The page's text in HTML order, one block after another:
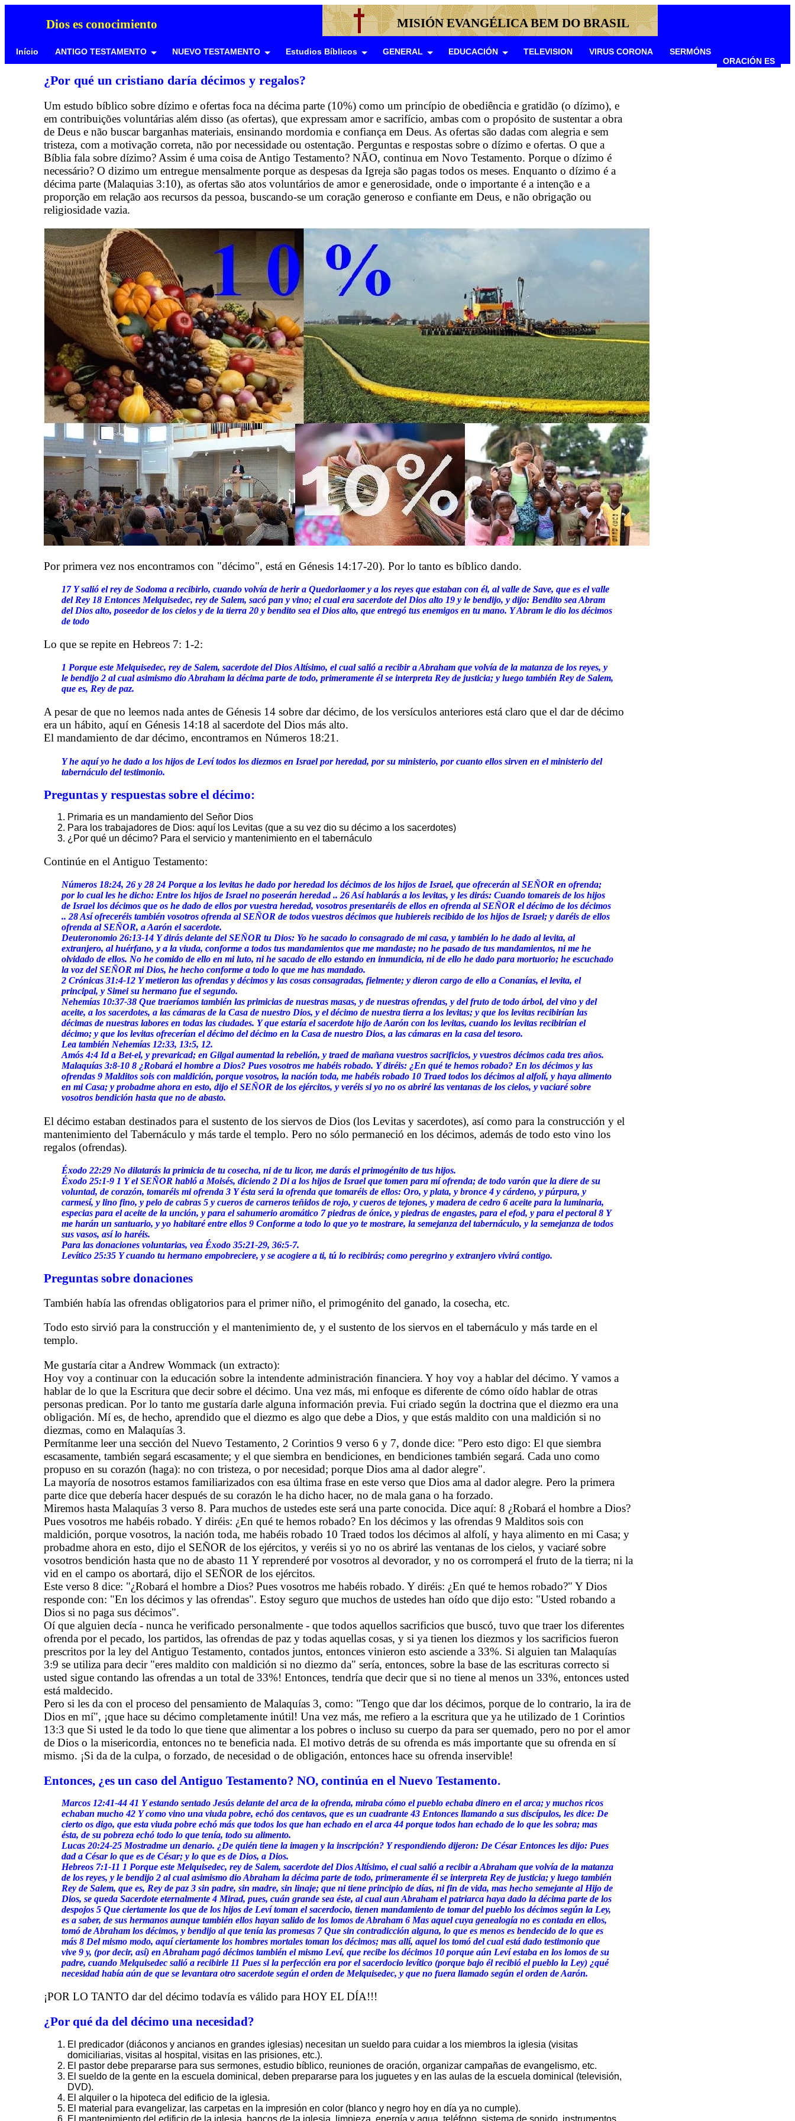
Dios es conocimiento MISIÓN EVANGÉLICA BEM DO BRASIL
Início ANTIGO TESTAMENTO NUEVO TESTAMENTO Estudios Bíblicos GENERAL EDUCACIÓN TELEVISION VIRUS CORONA
SERMÓNS
ORACIÓN ES
¿Por qué un cristiano daría décimos y regalos?
Um estudo bíblico sobre dízimo e ofertas foca na décima parte (10%) como um princípio de obediência e gratidão (o dízimo), e
em contribuições voluntárias além disso (as ofertas), que expressam amor e sacrifício, ambas com o propósito de sustentar a obra
de Deus e não buscar barganhas materiais, ensinando mordomia e confiança em Deus. As ofertas são dadas com alegria e sem
tristeza, com a motivação correta, não por necessidade ou ostentação. Perguntas e respostas sobre o dízimo e ofertas. O que a
Bíblia fala sobre dízimo? Assim é uma coisa de Antigo Testamento? NÃO, continua em Novo Testamento. Porque o dízimo é
necessário? O dizimo um entregue mensalmente porque as despesas da Igreja são pagas todos os meses. Enquanto o dízimo é a
décima parte (Malaquias 3:10), as ofertas são atos voluntários de amor e generosidade, onde o importante é a intenção e a
proporção em relação aos recursos da pessoa, buscando-se um coração generoso e confiante em Deus, e não obrigação ou
religiosidade vazia.
Por primera vez nos encontramos con "décimo", está en Génesis 14:17-20). Por lo tanto es bíblico dando.
17 Y salió el rey de Sodoma a recibirlo, cuando volvía de herir a Quedorlaomer y a los reyes que estaban con él, al valle de Save, que es el valle
del Rey 18 Entonces Melquisedec, rey de Salem, sacó pan y vino; el cual era sacerdote del Dios alto 19 y le bendijo, y dijo: Bendito sea Abram
del Dios alto, poseedor de los cielos y de la tierra 20 y bendito sea el Dios alto, que entregó tus enemigos en tu mano. Y Abram le dio los décimos
de todo
Lo que se repite en Hebreos 7: 1-2:
1 Porque este Melquisedec, rey de Salem, sacerdote del Dios Altísimo, el cual salió a recibir a Abraham que volvía de la matanza de los reyes, y
le bendijo 2 al cual asimismo dio Abraham la décima parte de todo, primeramente él se interpreta Rey de justicia; y luego también Rey de Salem,
que es, Rey de paz.
A pesar de que no leemos nada antes de Génesis 14 sobre dar décimo, de los versículos anteriores está claro que el dar de décimo
era un hábito, aquí en Génesis 14:18 al sacerdote del Dios más alto.
El mandamiento de dar décimo, encontramos en Números 18:21.
Y he aquí yo he dado a los hijos de Leví todos los diezmos en Israel por heredad, por su ministerio, por cuanto ellos sirven en el ministerio del
tabernáculo del testimonio.
Preguntas y respuestas sobre el décimo:
Primaria es un mandamiento del Señor Dios
Para los trabajadores de Dios: aquí los Levitas (que a su vez dio su décimo a los sacerdotes)
¿Por qué un décimo? Para el servicio y mantenimiento en el tabernáculo
Continúe en el Antiguo Testamento:
Números 18:24, 26 y 28 24 Porque a los levitas he dado por heredad los décimos de los hijos de Israel, que ofrecerán al SEÑOR en ofrenda;
por lo cual les he dicho: Entre los hijos de Israel no poseerán heredad .. 26 Así hablarás a los levitas, y les dirás: Cuando tomareis de los hijos
de Israel los décimos que os he dado de ellos por vuestra heredad, vosotros presentaréis de ellos en ofrenda al SEÑOR el décimo de los décimos
.. 28 Así ofreceréis también vosotros ofrenda al SEÑOR de todos vuestros décimos que hubiereis recibido de los hijos de Israel; y daréis de ellos
ofrenda al SEÑOR, a Aarón el sacerdote.
Deuteronomio 26:13-14 Y dirás delante del SEÑOR tu Dios: Yo he sacado lo consagrado de mi casa, y también lo he dado al levita, al
extranjero, al huérfano, y a la viuda, conforme a todos tus mandamientos que me mandaste; no he pasado de tus mandamientos, ni me he
olvidado de ellos. No he comido de ello en mi luto, ni he sacado de ello estando en inmundicia, ni de ello he dado para mortuorio; he escuchado
la voz del SEÑOR mi Dios, he hecho conforme a todo lo que me has mandado.
2 Crónicas 31:4-12 Y metieron las ofrendas y décimos y las cosas consagradas, fielmente; y dieron cargo de ello a Conanías, el levita, el
principal, y Simei su hermano fue el segundo.
Nehemías 10:37-38 Que traeríamos también las primicias de nuestras masas, y de nuestras ofrendas, y del fruto de todo árbol, del vino y del
aceite, a los sacerdotes, a las cámaras de la Casa de nuestro Dios, y el décimo de nuestra tierra a los levitas; y que los levitas recibirían las
décimas de nuestras labores en todas las ciudades. Y que estaría el sacerdote hijo de Aarón con los levitas, cuando los levitas recibirían el
décimo; y que los levitas ofrecerían el décimo del décimo en la Casa de nuestro Dios, a las cámaras en la casa del tesoro.
Lea también Nehemías 12:33, 13:5, 12.
Amós 4:4 Id a Bet-el, y prevaricad; en Gilgal aumentad la rebelión, y traed de mañana vuestros sacrificios, y vuestros décimos cada tres años.
Malaquías 3:8-10 8 ¿Robará el hombre a Dios? Pues vosotros me habéis robado. Y diréis: ¿En qué te hemos robado? En los décimos y las
ofrendas 9 Malditos sois con maldición, porque vosotros, la nación toda, me habéis robado 10 Traed todos los décimos al alfolí, y haya alimento
en mi Casa; y probadme ahora en esto, dijo el SEÑOR de los ejércitos, y veréis si yo no os abriré las ventanas de los cielos, y vaciaré sobre
vosotros bendición hasta que no de abasto.
El décimo estaban destinados para el sustento de los siervos de Dios (los Levitas y sacerdotes), así como para la construcción y el
mantenimiento del Tabernáculo y más tarde el templo. Pero no sólo permaneció en los décimos, además de todo esto vino los
regalos (ofrendas).
Éxodo 22:29 No dilatarás la primicia de tu cosecha, ni de tu licor, me darás el primogénito de tus hijos.
Éxodo 25:1-9 1 Y el SEÑOR habló a Moisés, diciendo 2 Di a los hijos de Israel que tomen para mí ofrenda; de todo varón que la diere de su
voluntad, de corazón, tomaréis mi ofrenda 3 Y ésta será la ofrenda que tomaréis de ellos: Oro, y plata, y bronce 4 y cárdeno, y púrpura, y
carmesí, y lino fino, y pelo de cabras 5 y cueros de carneros teñidos de rojo, y cueros de tejones, y madera de cedro 6 aceite para la luminaria,
especias para el aceite de la unción, y para el sahumerio aromático 7 piedras de ónice, y piedras de engastes, para el efod, y para el pectoral 8 Y
me harán un santuario, y yo habitaré entre ellos 9 Conforme a todo lo que yo te mostrare, la semejanza del tabernáculo, y la semejanza de todos
sus vasos, así lo haréis.
Para las donaciones voluntarias, vea Éxodo 35:21-29, 36:5-7.
Levítico 25:35 Y cuando tu hermano empobreciere, y se acogiere a ti, tú lo recibirás; como peregrino y extranjero vivirá contigo.
Preguntas sobre donaciones
También había las ofrendas obligatorios para el primer niño, el primogénito del ganado, la cosecha, etc.
Todo esto sirvió para la construcción y el mantenimiento de, y el sustento de los siervos en el tabernáculo y más tarde en el
templo.
Me gustaría citar a Andrew Wommack (un extracto):
Hoy voy a continuar con la educación sobre la intendente administración financiera. Y hoy voy a hablar del décimo. Y vamos a
hablar de lo que la Escritura que decir sobre el décimo. Una vez más, mi enfoque es diferente de cómo oído hablar de otras
personas predican. Por lo tanto me gustaría darle alguna información previa. Fui criado según la doctrina que el diezmo era una
obligación. Mí es, de hecho, aprendido que el diezmo es algo que debe a Dios, y que estás maldito con una maldición si no
diezmas, como en Malaquías 3.
Permítanme leer una sección del Nuevo Testamento, 2 Corintios 9 verso 6 y 7, donde dice: "Pero esto digo: El que siembra
escasamente, también segará escasamente; y el que siembra en bendiciones, en bendiciones también segará. Cada uno como
propuso en su corazón (haga): no con tristeza, o por necesidad; porque Dios ama al dador alegre".
La mayoría de nosotros estamos familiarizados con esa última frase en este verso que Dios ama al dador alegre. Pero la primera
parte dice que debería hacer después de su corazón le ha dicho hacer, no de mala gana o ha forzado.
Miremos hasta Malaquías 3 verso 8. Para muchos de ustedes este será una parte conocida. Dice aquí: 8 ¿Robará el hombre a Dios?
Pues vosotros me habéis robado. Y diréis: ¿En qué te hemos robado? En los décimos y las ofrendas 9 Malditos sois con
maldición, porque vosotros, la nación toda, me habéis robado 10 Traed todos los décimos al alfolí, y haya alimento en mi Casa; y
probadme ahora en esto, dijo el SEÑOR de los ejércitos, y veréis si yo no os abriré las ventanas de los cielos, y vaciaré sobre
vosotros bendición hasta que no de abasto 11 Y reprenderé por vosotros al devorador, y no os corromperá el fruto de la tierra; ni la
vid en el campo os abortará, dijo el SEÑOR de los ejércitos.
Este verso 8 dice: "¿Robará el hombre a Dios? Pues vosotros me habéis robado. Y diréis: ¿En qué te hemos robado?" Y Dios
responde con: "En los décimos y las ofrendas". Estoy seguro que muchos de ustedes han oído que dijo esto: "Usted robando a
Dios si no paga sus décimos".
Oí que alguien decía - nunca he verificado personalmente - que todos aquellos sacrificios que buscó, tuvo que traer los diferentes
ofrenda por el pecado, los partidos, las ofrendas de paz y todas aquellas cosas, y si ya tienen los diezmos y los sacrificios fueron
prescritos por la ley del Antiguo Testamento, contados juntos, entonces vinieron esto asciende a 33%. Si alguien tan Malaquías
3:9 se utiliza para decir "eres maldito con maldición si no diezmo da" sería, entonces, sobre la base de las escrituras correcto si
usted sigue contando las ofrendas a un total de 33%! Entonces, tendría que decir que si no tiene al menos un 33%, entonces usted
está maldecido.
Pero si les da con el proceso del pensamiento de Malaquías 3, como: "Tengo que dar los décimos, porque de lo contrario, la ira de
Dios en mí", ¡que hace su décimo completamente inútil! Una vez más, me refiero a la escritura que ya he utilizado de 1 Corintios
13:3 que Si usted le da todo lo que tiene que alimentar a los pobres o incluso su cuerpo da para ser quemado, pero no por el amor
de Dios o la misericordia, entonces no te beneficia nada. El motivo detrás de su ofrenda es más importante que su ofrenda en sí
mismo. ¡Si da de la culpa, o forzado, de necesidad o de obligación, entonces hace su ofrenda inservible!
Entonces, ¿es un caso del Antiguo Testamento? NO, continúa en el Nuevo Testamento.
Marcos 12:41-44 41 Y estando sentado Jesús delante del arca de la ofrenda, miraba cómo el pueblo echaba dinero en el arca; y muchos ricos
echaban mucho 42 Y como vino una viuda pobre, echó dos centavos, que es un cuadrante 43 Entonces llamando a sus discípulos, les dice: De
cierto os digo, que esta viuda pobre echó más que todos los que han echado en el arca 44 porque todos han echado de lo que les sobra; mas
ésta, de su pobreza echó todo lo que tenía, todo su alimento.
Lucas 20:24-25 Mostradme un denario. ¿De quién tiene la imagen y la inscripción? Y respondiendo dijeron: De César Entonces les dijo: Pues
dad a César lo que es de César; y lo que es de Dios, a Dios.
Hebreos 7:1-11 1 Porque este Melquisedec, rey de Salem, sacerdote del Dios Altísimo, el cual salió a recibir a Abraham que volvía de la matanza
de los reyes, y le bendijo 2 al cual asimismo dio Abraham la décima parte de todo, primeramente él se interpreta Rey de justicia; y luego también
Rey de Salem, que es, Rey de paz 3 sin padre, sin madre, sin linaje; que ni tiene principio de días, ni fin de vida, mas hecho semejante al Hijo de
Dios, se queda Sacerdote eternalmente 4 Mirad, pues, cuán grande sea éste, al cual aun Abraham el patriarca haya dado la décima parte de los
despojos 5 Que ciertamente los que de los hijos de Leví toman el sacerdocio, tienen mandamiento de tomar del pueblo los décimos según la Ley,
es a saber, de sus hermanos aunque también ellos hayan salido de los lomos de Abraham 6 Mas aquel cuya genealogía no es contada en ellos,
tomó de Abraham los décimos, y bendijo al que tenía las promesas 7 Que sin contradicción alguna, lo que es menos es bendecido de lo que es
más 8 Del mismo modo, aquí ciertamente los hombres mortales toman los décimos; mas allí, aquel los tomó del cual está dado testimonio que
vive 9 y, (por decir, así) en Abraham pagó décimos también el mismo Leví, que recibe los décimos 10 porque aún Leví estaba en los lomos de su
padre, cuando Melquisedec salió a recibirle 11 Pues si la perfección era por el sacerdocio levítico (porque bajo él recibió el pueblo la Ley) ¿qué
necesidad había aún de que se levantara otro sacerdote según el orden de Melquisedec, y que no fuera llamado según el orden de Aarón.
¡POR LO TANTO dar del décimo todavía es válido para HOY EL DÍA!!!
¿Por qué da del décimo una necesidad?
El predicador (diáconos y ancianos en grandes iglesias) necesitan un sueldo para cuidar a los miembros la iglesia (visitas
domiciliarias, visitas al hospital, visitas en las prisiones, etc.).
El pastor debe prepararse para sus sermones, estudio bíblico, reuniones de oración, organizar campañas de evangelismo, etc.
El sueldo de la gente en la escuela dominical, deben prepararse para los juguetes y en las aulas de la escuela dominical (televisión,
DVD).
El alquiler o la hipoteca del edificio de la iglesia.
El material para evangelizar, las carpetas en la impresión en color (blanco y negro hoy en día ya no cumple).
El mantenimiento del edificio de la iglesia, bancos de la iglesia, limpieza, energía y agua, teléfono, sistema de sonido, instrumentos